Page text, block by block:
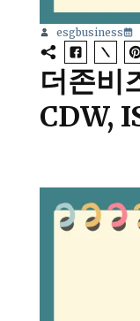
esgbusiness
더존비
CDW,